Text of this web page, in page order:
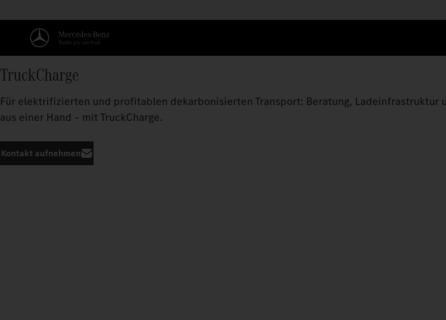
TruckCharge
Für elektrifizierten und profitablen dekarbonisierten Transport: Beratung, Ladeinfrastruktur
aus einer Hand – mit TruckCharge.
Kontakt aufnehmen